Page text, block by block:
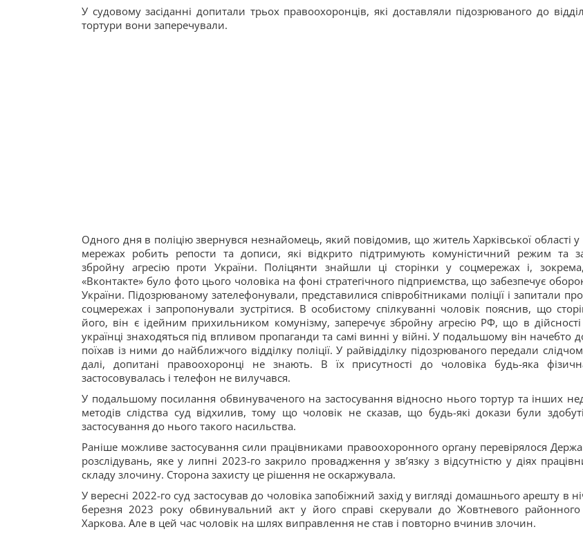
У судовому засіданні допитали трьох правоохоронців, які доставляли підозрюваного до
тортури вони заперечували.
Одного дня в поліцію звернувся незнайомець, який повідомив, що житель Харківської області у
мережах робить репости та дописи, які відкрито підтримують комуністичний режим та
збройну агресію проти України. Поліцянти знайшли ці сторінки у соцмережах і,
«Вконтакте» було фото цього чоловіка на фоні стратегічного підприємства, що забезпечує
України. Підозрюваному зателефонували, представилися співробітниками поліції і запитали
соцмережах і запропонували зустрітися. В особистому спілкуванні чоловік пояснив, що
його, він є ідейним прихильником комунізму, заперечує збройну агресію РФ, що в дійсності
українці знаходяться під впливом пропаганди та самі винні у війні. У подальшому він начебто
поїхав із ними до найближчого відділку поліції. У райвідділку підозрюваного передали
далі, допитані правоохоронці не знають. В їх присутності до чоловіка будь-яка
застосовувалась і телефон не вилучався.
У подальшому посилання обвинуваченого на застосування відносно нього тортур та інших
методів слідства суд відхилив, тому що чоловік не сказав, що будь-які докази були
застосування до нього такого насильства.
Раніше можливе застосування сили працівниками правоохоронного органу перевірялося
розслідувань, яке у липні 2023-го закрило провадження у звʼязку з відсутністю у діях
складу злочину. Сторона захисту це рішення не оскаржувала.
У вересні 2022-го суд застосував до чоловіка запобіжний захід у вигляді домашнього арешту в
березня 2023 року обвинувальний акт у його справі скерували до Жовтневого районного
Харкова. Але в цей час чоловік на шлях виправлення не став і повторно вчинив злочин.